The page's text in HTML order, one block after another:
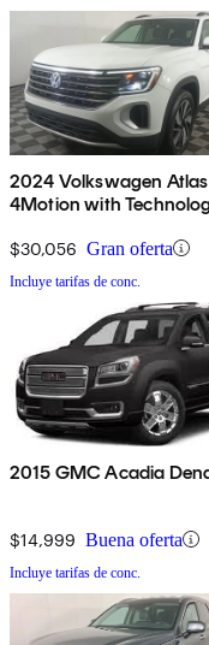
2024 Volkswagen Atlas
4Motion with
$30,056 Gran oferta
Incluye tarifas de conc.
2015 GMC Acadia
$14,999 Buena oferta
Incluye tarifas de conc.